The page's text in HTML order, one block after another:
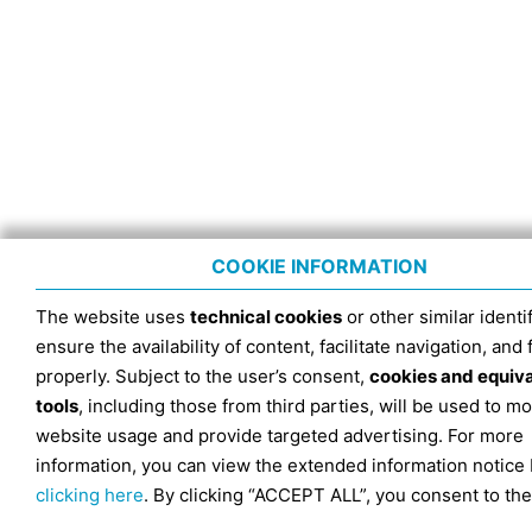
COOKIE INFORMATION
The website uses technical cookies or other similar
ensure the availability of content, facilitate navigation, and
properly. Subject to the user’s consent, cookies and
tools, including those from third parties, will be used to
website usage and provide targeted advertising. For more
information, you can view the extended information notice
clicking here. By clicking “ACCEPT ALL”, you consent to